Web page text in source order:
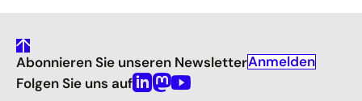
gehe
nach
oben
Abonnieren Sie unseren NewsletterAnmelden
Folgen Sie uns aufLinkedin
Mastodon
Youtube